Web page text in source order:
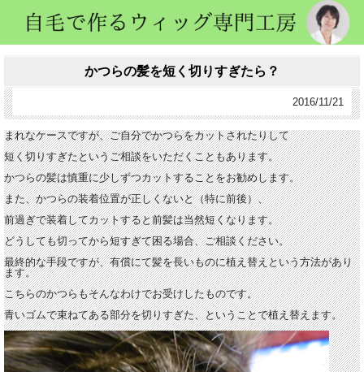
かつらの髪を短く切りすぎたら？
2016/11/21
まれなケースですが、ご自分でかつらをカットされたりして
短く切りすぎたというご相談をいただくこともあります。
かつらの髪は慎重に少しずつカットすることをお勧めします。
また、かつらの装着位置が正しくないと（特に前後）、
前過ぎで装着してカットすると前髪は当然短くなります。
どうしても切ってから短すぎて困る場合、ご相談ください。
最終的な手段ですが、有償にて髪を長いものに植え替えという方法があり
ます。
こちらのかつらもそんなわけでお受けしたものです。
青いゴムで束ねてある部分を切りすぎた、ということで植え替えます。